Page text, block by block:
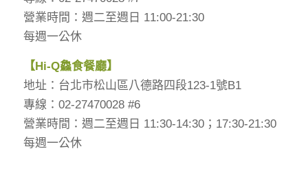
營業時間：週二至週日 11:00-21:30
每週一公休
【Hi-Q鱻食餐廳】
地址：台北市松山區八德路四段123-1號B1
專線：02-27470028 #6
營業時間：週二至週日 11:30-14:30；17:30-21:30
每週一公休